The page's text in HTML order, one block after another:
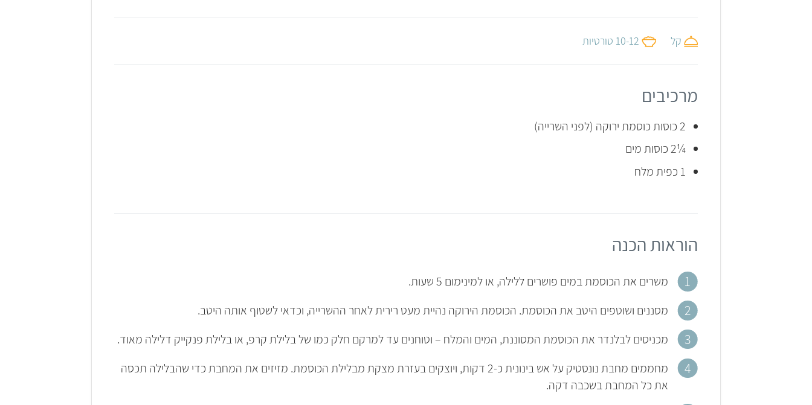
קל 10-12 טורטיות
מרכיבים
2 כוסות כוסמת ירוקה (לפני השרייה)
¼2 כוסות מים
1 כפית מלח
הוראות הכנה
משרים את הכוסמת במים פושרים ללילה, או למינימום 5 שעות.
מסננים ושוטפים היטב את הכוסמת. הכוסמת הירוקה נהיית מעט רירית לאחר ההשרייה, וכדאי לשטוף אותה היטב.
מכניסים לבלנדר את הכוסמת המסוננת, המים והמלח – וטוחנים עד למרקם חלק כמו של בלילת קרפ, או בלילת פנקייק דלילה מאוד.
מחממים מחבת נונסטיק על אש בינונית כ-2 דקות, ויוצקים בעזרת מצקת מבלילת הכוסמת. מזיזים את המחבת כדי שהבלילה תכסה
את כל המחבת בשכבה דקה.